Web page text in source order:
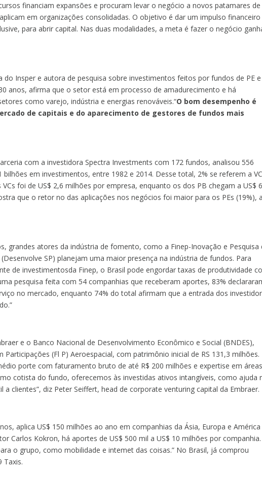
financiam expansões e procuram levar o negócio a novos patamares de
em organizações consolidadas. O objetivo é dar um impulso financeiro
para abrir capital. Nas duas modalidades, a meta é fazer o negócio
do Inspere autora de pesquisa sobre investimentos feitos por fundos de PE e
anos, afirma que o setor está em processo de amadurecimento e há
como varejo, indústria e energias renováveis.“O bom desempenho é
de capitais e do aparecimento de gestores de fundos mais
com a investidora Spectra Investments com 172 fundos, analisou 556
em investimentos, entre 1982 e 2014. Desse total, 2% se referem a
foi de US$ 2,6 milhões por empresa, enquanto os dos PB chegam a US$
que o retor no das aplicações nos negócios foi maior para os PEs (19%),
grandes atores da indústria de fomento, como a Finep-Inovação e Pesquisa
SP) planejam uma maior presença na indústria de fundos. Para
de investimentosda Finep, o Brasil pode engordar taxas de produtividade
pesquisa feita com 54 companhias que receberam aportes, 83%
no mercado, enquanto 74% do total afirmam que a entrada dos
”
e o Banco Nacional de Desenvolvimento Econômico e Social (BNDES),
(Fl P) Aeroespacial, com patrimônio inicial de RS 131,3 milhões.
porte com faturamento bruto de até R$ 200 milhões e expertise em áreas
cotista do fundo, oferecemos às investidas ativos intangíveis, como ajuda
clientes”, diz Peter Seiffert, head de corporate venturing capital da Embraer.
aplica US$ 150 milhões ao ano em companhias da Ásia, Europa e América
Carlos Kokron, há aportes de US$ 500 mil a US$ 10 milhões por companhia.
o grupo, como mobilidade e intemet das coisas.” No Brasil, já comprou
Taxis.